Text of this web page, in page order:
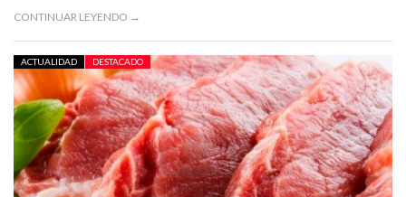
CONTINUAR LEYENDO →
ACTUALIDAD DESTACADO